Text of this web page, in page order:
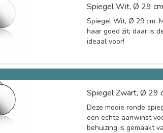
Spiegel Wit, Ø 29 cm
Spiegel Wit, Ø 29 cm.
haar goed zit; daar is
ideaal voor!
Spiegel Zwart, Ø 29
Deze mooie ronde
een echte aanwinst
behuizing is gemaakt